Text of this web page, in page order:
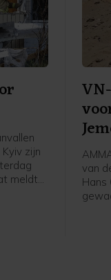
zijn
meldt
van
Hans